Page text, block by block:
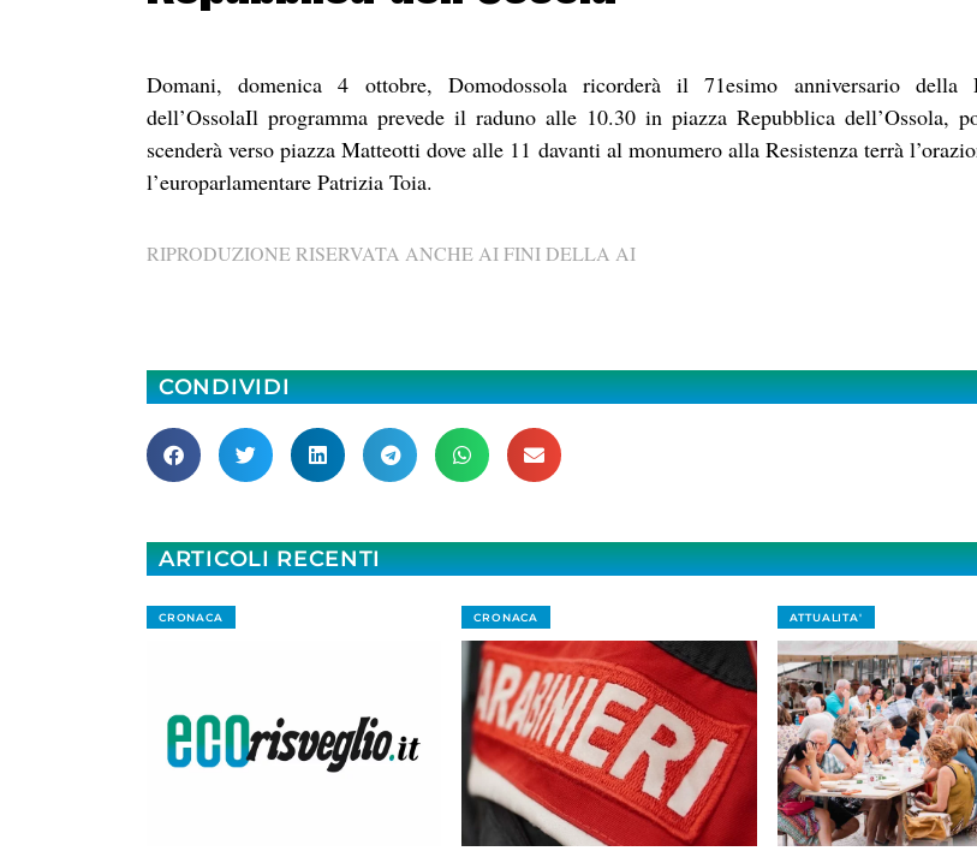
Domani, domenica 4 ottobre, Domodossola ricorderà il 71esimo anniversario della
dell’OssolaIl programma prevede il raduno alle 10.30 in piazza Repubblica dell’Ossola,
scenderà verso piazza Matteotti dove alle 11 davanti al monumero alla Resistenza terrà
l’europarlamentare Patrizia Toia.
RIPRODUZIONE RISERVATA ANCHE AI FINI DELLA AI
CONDIVIDI
ARTICOLI RECENTI
CRONACA CRONACA ATTUALITA'